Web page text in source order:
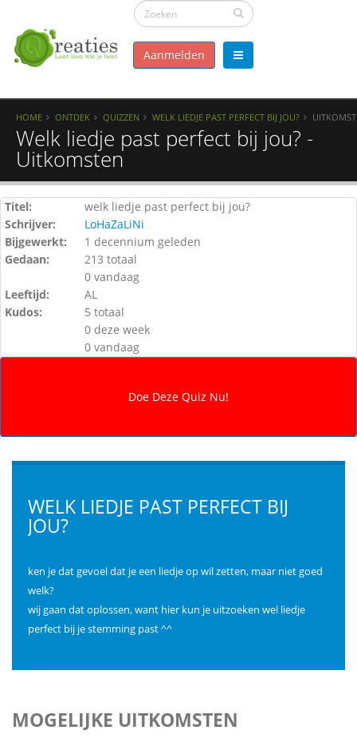
Aanmelden
HOME ONTDEK QUIZZEN WELK LIEDJE PAST PERFECT BIJ JOU?
Welk liedje past perfect bij jou? -
Uitkomsten
Titel:
welk liedje past perfect bij jou?
Schrijver:
LoHaZaLiNi
Bijgewerkt:
1 decennium geleden
Gedaan:
213 totaal
0 vandaag
Leeftijd:
AL
Kudos:
5 totaal
0 deze week
0 vandaag
WELK LIEDJE PAST PERFECT BIJ
JOU?
ken je dat gevoel dat je een liedje op wil zetten, maar niet goed
welk?
wij gaan dat oplossen, want hier kun je uitzoeken wel liedje
perfect bij je stemming past ^^
MOGELIJKE UITKOMSTEN